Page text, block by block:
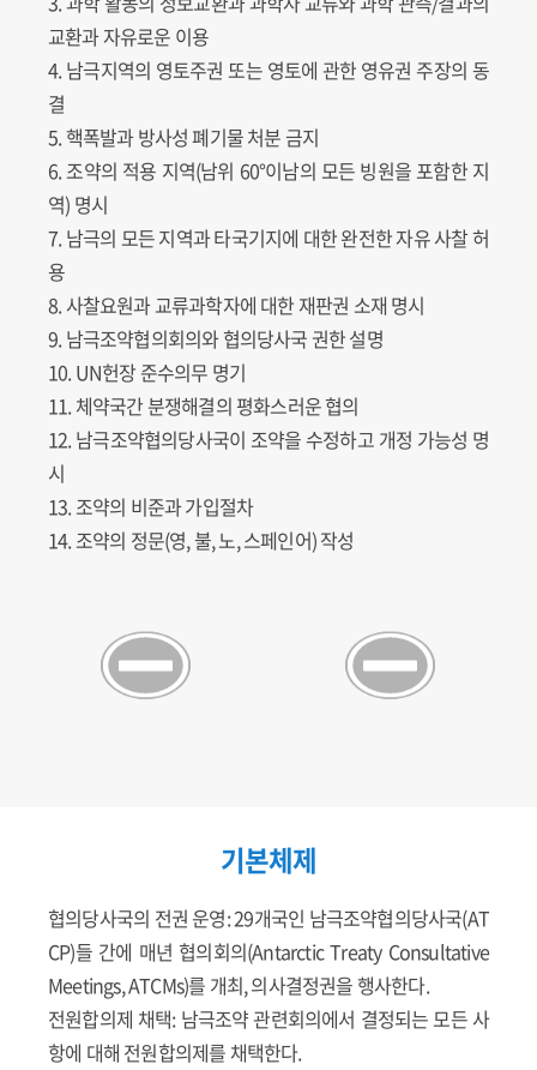
교환과 자유로운 이용
4. 남극지역의 영토주권 또는 영토에 관한 영유권 주장의 동
결
5. 핵폭발과 방사성 폐기물 처분 금지
6. 조약의 적용 지역(남위 60°이남의 모든 빙원을 포함한 지
역) 명시
7. 남극의 모든 지역과 타국기지에 대한 완전한 자유 사찰 허
용
8. 사찰요원과 교류과학자에 대한 재판권 소재 명시
9. 남극조약협의회의와 협의당사국 권한 설명
10. UN헌장 준수의무 명기
11. 체약국간 분쟁해결의 평화스러운 협의
12. 남극조약협의당사국이 조약을 수정하고 개정 가능성 명
시
13. 조약의 비준과 가입절차
14. 조약의 정문(영, 불, 노, 스페인어) 작성
기본체제
협의당사국의 전권 운영: 29개국인 남극조약협의당사국(AT
CP)들 간에 매년 협의회의(Antarctic Treaty Consultative
Meetings, ATCMs)를 개최, 의사결정권을 행사한다.
전원합의제 채택: 남극조약 관련회의에서 결정되는 모든 사
항에 대해 전원합의제를 채택한다.